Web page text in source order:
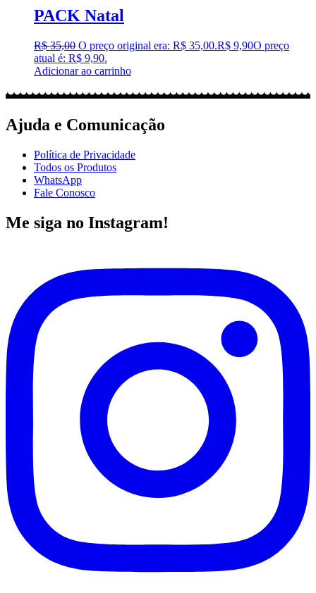
PACK Natal
R$35,00 O preço original era: R$ 35,00.R$ 9,90O preço
atual é: R$ 9,90.
Adicionar ao carrinho
Ajuda e Comunicação
Política de Privacidade
Todos os Produtos
WhatsApp
Fale Conosco
Me siga no Instagram!